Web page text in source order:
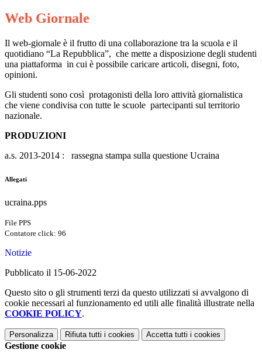
Web Giornale
Il web-giornale è il frutto di una collaborazione tra la scuola e il
quotidiano “La Repubblica”, che mette a disposizione degli studenti
una piattaforma in cui è possibile caricare articoli, disegni, foto,
opinioni.
Gli studenti sono così protagonisti della loro attività giornalistica
che viene condivisa con tutte le scuole partecipanti sul territorio
nazionale.
PRODUZIONI
a.s. 2013-2014 : rassegna stampa sulla questione Ucraina
Allegati
ucraina.pps
File PPS
Contatore click: 96
Notizie
Pubblicato il 15-06-2022
Questo sito o gli strumenti terzi da questo utilizzati si avvalgono di
cookie necessari al funzionamento ed utili alle finalità illustrate nella
COOKIE POLICY.
Personalizza Rifiuta tutti i cookies Accetta tutti i cookies
Gestione cookie